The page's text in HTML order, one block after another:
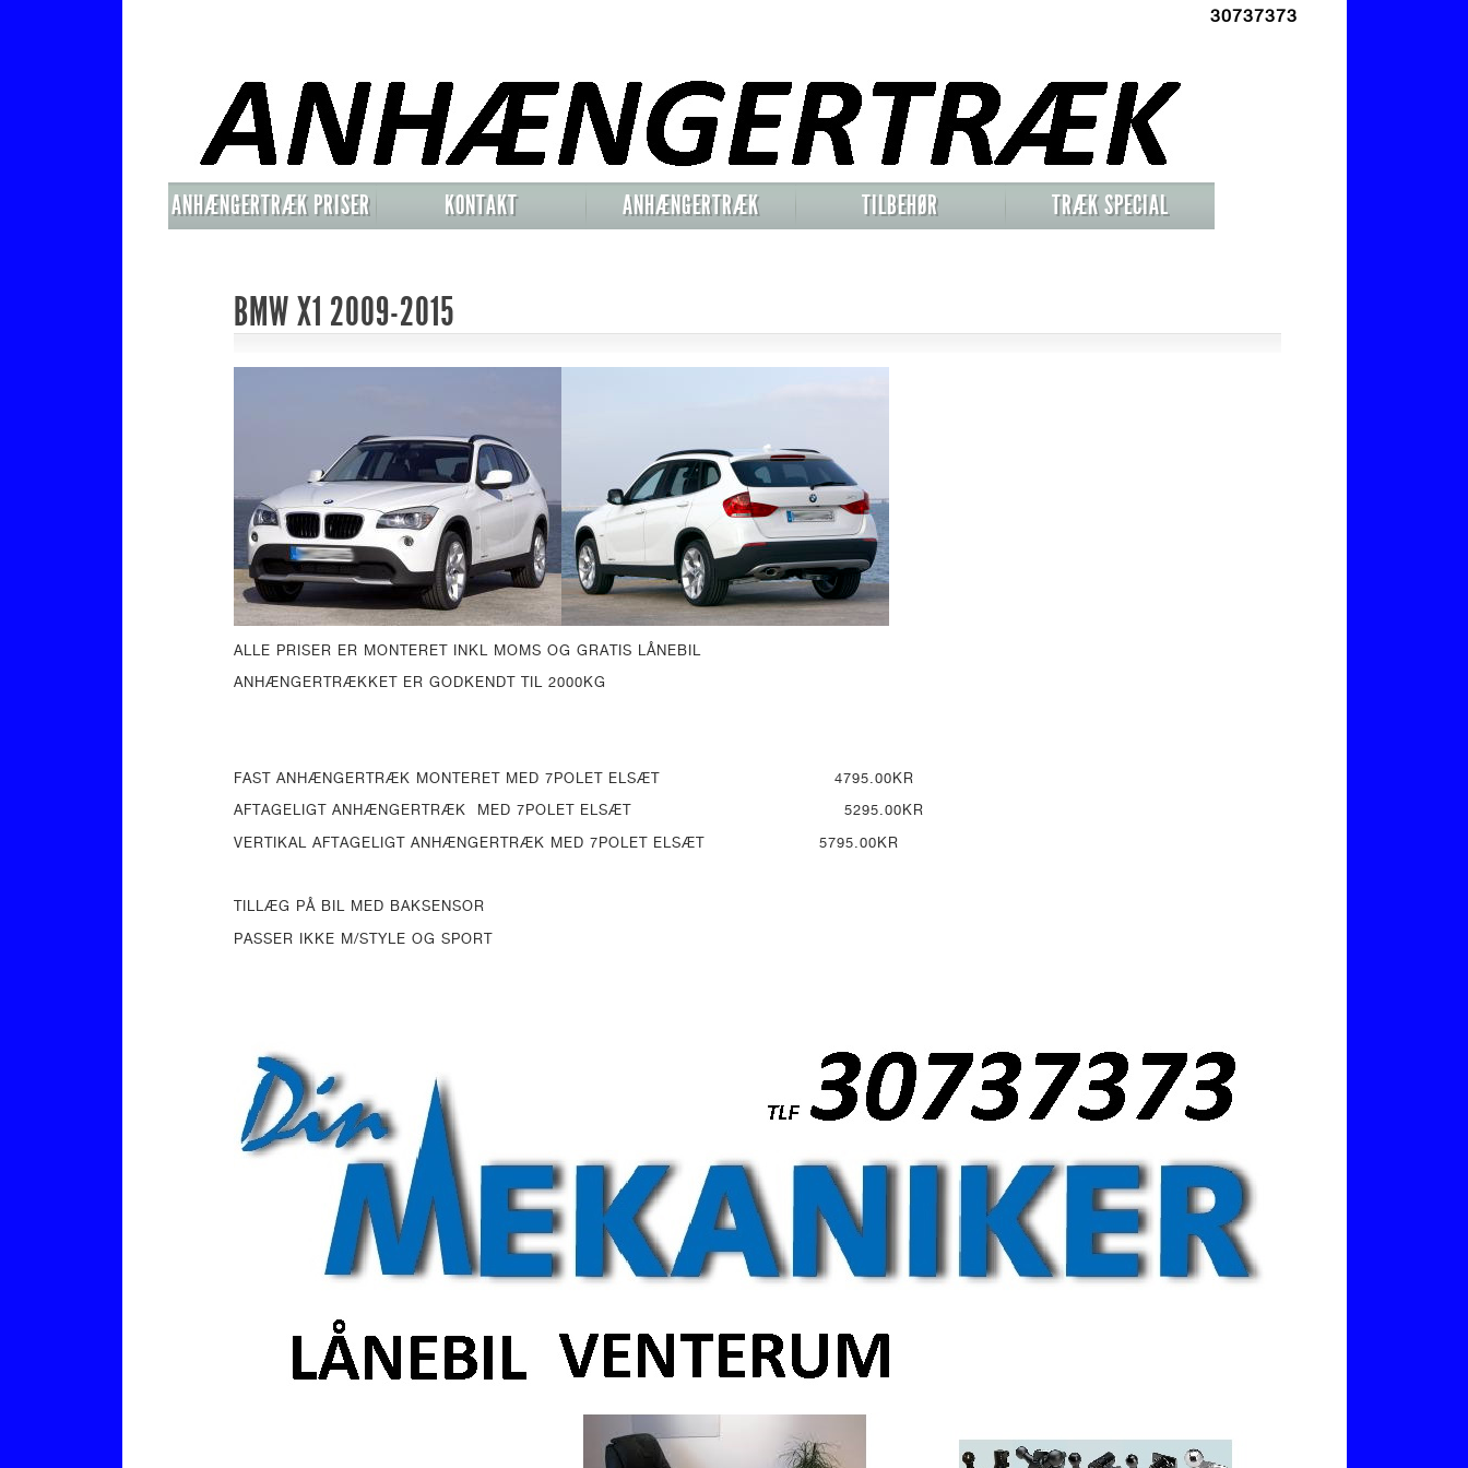
30737373
ANHÆNGERTRÆK PRISER
KONTAKT ANHÆNGERTRÆK TILBEHØR TRÆK SPECIAL
BMW X1 2009-2015
ALLE PRISER ER MONTERET INKL MOMS OG GRATIS LÅNEBIL
ANHÆNGERTRÆKKET ER GODKENDT TIL 2000KG
FAST ANHÆNGERTRÆK MONTERET MED 7POLET ELSÆT 4795.00KR
AFTAGELIGT ANHÆNGERTRÆK MED 7POLET ELSÆT 5295.00KR
VERTIKAL AFTAGELIGT ANHÆNGERTRÆK MED 7POLET ELSÆT 5795.00KR
TILLÆG PÅ BIL MED BAKSENSOR
PASSER IKKE M/STYLE OG SPORT